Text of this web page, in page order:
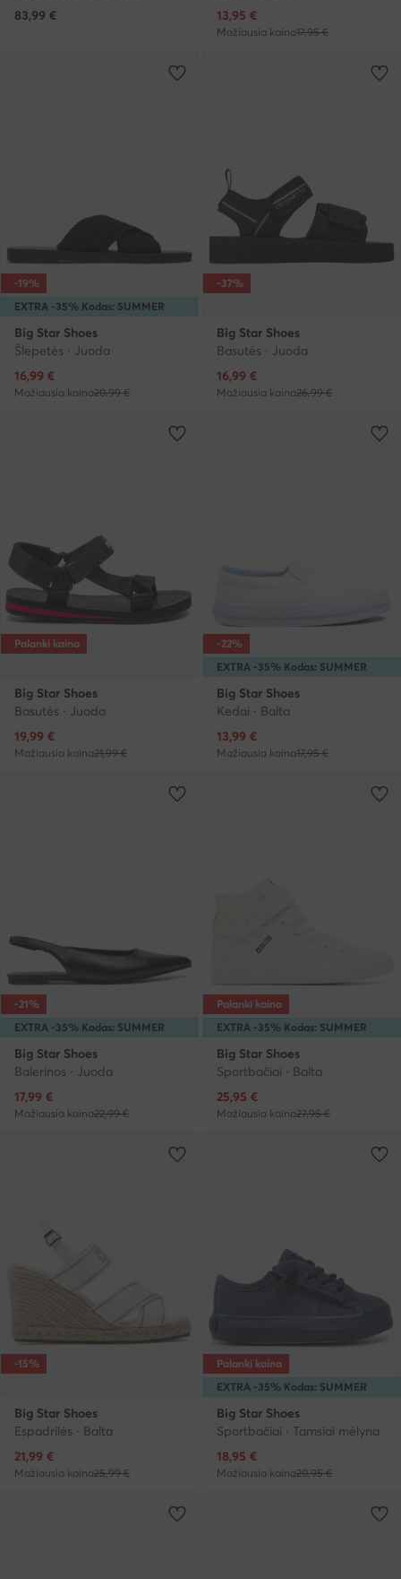
83,99 €
Dabartinė kaina
13,95 €
Mažiausia kaina17,95 €
EXTRA -35% Kodas: SUMMER
-19%
Big Star Shoes
Šlepetės · Juoda
Dabartinė kaina
16,99 €
Mažiausia kaina20,99 €
-37%
Big Star Shoes
Basutės · Juoda
Dabartinė kaina
16,99 €
Mažiausia kaina26,99 €
Palanki kaina
Big Star Shoes
Basutės · Juoda
Dabartinė kaina
19,99 €
Mažiausia kaina21,99 €
EXTRA -35% Kodas: SUMMER
-22%
Big Star Shoes
Kedai · Balta
Dabartinė kaina
13,99 €
Mažiausia kaina17,95 €
EXTRA -35% Kodas: SUMMER
-21%
Big Star Shoes
Balerinos · Juoda
Dabartinė kaina
17,99 €
Mažiausia kaina22,99 €
EXTRA -35% Kodas: SUMMER
Palanki kaina
Big Star Shoes
Sportbačiai · Balta
Dabartinė kaina
25,95 €
Mažiausia kaina27,95 €
-15%
Big Star Shoes
Espadrilės · Balta
Dabartinė kaina
21,99 €
Mažiausia kaina25,99 €
EXTRA -35% Kodas: SUMMER
Palanki kaina
Big Star Shoes
Sportbačiai · Tamsiai mėlyna
Dabartinė kaina
18,95 €
Mažiausia kaina20,95 €